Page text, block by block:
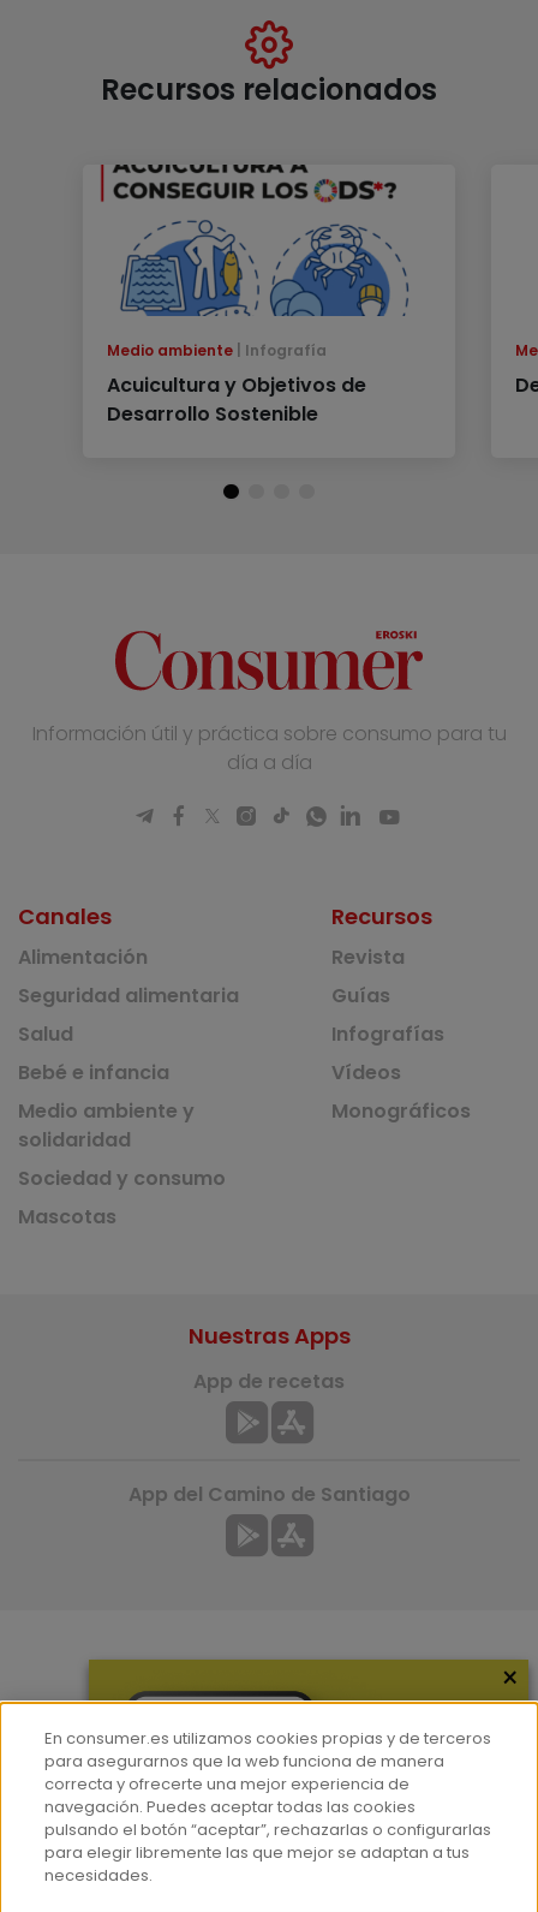
Recursos relacionados
Medio ambiente Infografía
Acuicultura y Objetivos de
Desarrollo Sostenible
Información útil y práctica sobre consumo para tu
día a día
Canales
Alimentación
Seguridad alimentaria
Salud
Bebé e infancia
Medio ambiente y
solidaridad
Sociedad y consumo
Mascotas
Recursos
Revista
Guías
Infografías
Vídeos
Monográficos
Hemeroteca
Contacto
Prensa
Corpus Lingüístico Consumer
Nuestras Apps
App de recetas
App del Camino de Santiago
×
En consumer.es utilizamos cookies propias y de terceros
para asegurarnos que la web funciona de manera
correcta y ofrecerte una mejor experiencia de
navegación. Puedes aceptar todas las cookies
pulsando el botón “aceptar”, rechazarlas o configurarlas
para elegir libremente las que mejor se adaptan a tus
necesidades.